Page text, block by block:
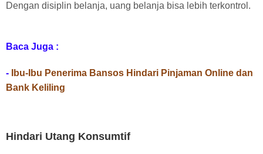
Dengan disiplin belanja, uang belanja bisa lebih terkontrol.
Baca Juga :
-
Ibu-Ibu Penerima Bansos Hindari Pinjaman Online dan
Bank Keliling
Hindari Utang Konsumtif